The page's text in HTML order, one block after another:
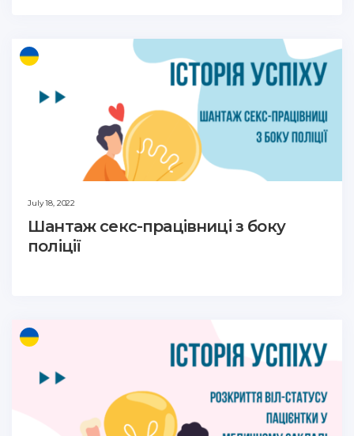
July 18, 2022
Шантаж секс-працівниці з боку
поліції